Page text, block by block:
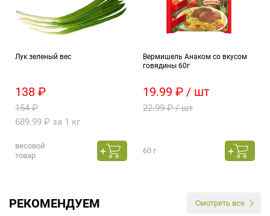
Лук зеленый вес
138 ₽
154 ₽
689.99 ₽ за 1 кг
весовой
товар
Вермишель Анаком со вкусом
говядины 60г
19.99 ₽ / шт
22.99 ₽ / шт
60 г
РЕКОМЕНДУЕМ Смотреть все